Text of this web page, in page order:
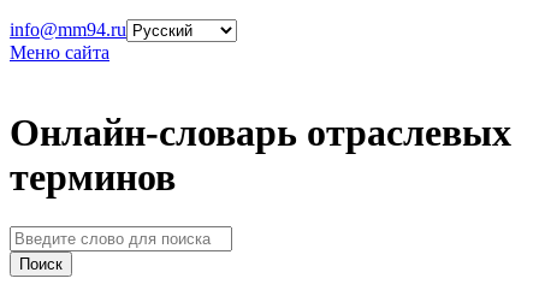
info@mm94.ru
Меню сайта
Онлайн-словарь отраслевых
терминов